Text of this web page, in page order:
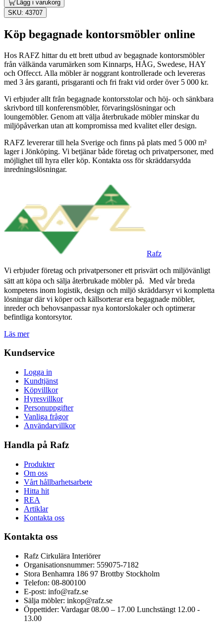
Lägg i varukorg
SKU: 43707
Köp begagnade kontorsmöbler online
Hos RAFZ hittar du ett brett utbud av begagnade kontorsmöbler
från välkända varumärken som Kinnarps, HÅG, Swedese, HAY
och Offecct. Alla möbler är noggrant kontrollerade och levereras
med 3 års garanti, prisgaranti och fri frakt vid order över 5 000 kr.
Vi erbjuder allt från begagnade kontorsstolar och höj- och sänkbara
skrivbord till konferensmöbler, förvaringslösningar och
loungemöbler. Genom att välja återbrukade möbler minskar du
miljöpåverkan utan att kompromissa med kvalitet eller design.
RAFZ levererar till hela Sverige och finns på plats med 5 000 m²
lager i Jönköping. Vi betjänar både företag och privatpersoner, med
möjlighet till hyra eller köp. Kontakta oss för skräddarsydda
inredningslösningar.
Rafz
Vi erbjuder företag och privatpersoner ett prisvärt och miljövänligt
sätt att köpa och sälja återbrukade möbler på. Med vår breda
kompetens inom logistik, design och miljö skräddarsyr vi kompletta
lösningar där vi köper och källsorterar era begagnade möbler,
inreder och behovsanpassar nya kontorslokaler och optimerar
befintliga kontorsytor.
Läs mer
Kundservice
Logga in
Kundtjänst
Köpvillkor
Hyresvillkor
Personuppgifter
Vanliga frågor
Användarvillkor
Handla på Rafz
Produkter
Om oss
Vårt hållbarhetsarbete
Hitta hit
REA
Artiklar
Kontakta oss
Kontakta oss
Rafz Cirkulära Interiörer
Organisationsnummer: 559075-7182
Stora Benhamra 186 97 Brottby Stockholm
Telefon: 08-800100
E-post: info@rafz.se
Sälja möbler: inkop@rafz.se
Öppettider: Vardagar 08.00 – 17.00 Lunchstängt 12.00 -
13.00